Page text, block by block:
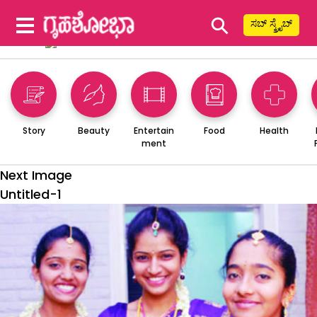
⚲ ಸಬ್ ಸ್ಕ್ರೈಬ್
Story Beauty
Entertain
ment
Food Health
Next Image
Untitled-1